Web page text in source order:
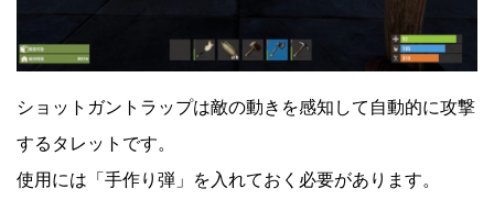
ショットガントラップは敵の動きを感知して自動的に攻撃
するタレットです。
使用には「手作り弾」を入れておく必要があります。